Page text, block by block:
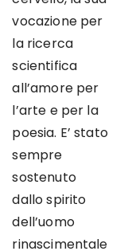
vocazione per
la ricerca
scientifica
all’amore per
l’arte e per la
poesia. E’ stato
sempre
sostenuto
dallo spirito
dell’uomo
rinascimentale